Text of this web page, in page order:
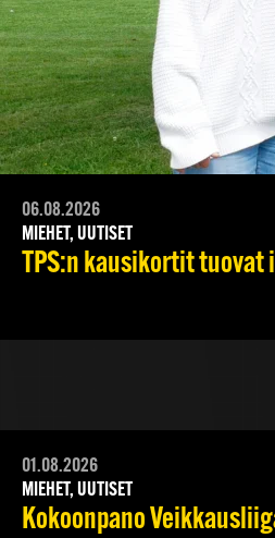
06.08.2026
MIEHET, UUTISET
TPS:n kausikortit tuovat
01.08.2026
MIEHET, UUTISET
Kokoonpano